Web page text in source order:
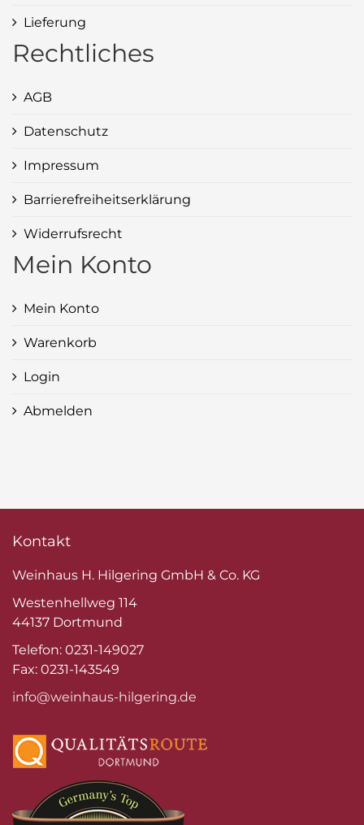
Lieferung
Rechtliches
AGB
Datenschutz
Impressum
Barrierefreiheitserklärung
Widerrufsrecht
Mein Konto
Mein Konto
Warenkorb
Login
Abmelden
Kontakt
Weinhaus H. Hilgering GmbH & Co. KG
Westenhellweg 114
44137 Dortmund
Telefon: 0231-149027
Fax: 0231-143549
info@weinhaus-hilgering.de